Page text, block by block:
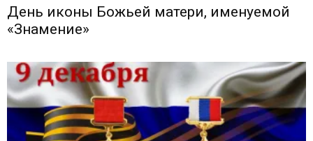
День иконы Божьей матери, именуемой
«Знамение»